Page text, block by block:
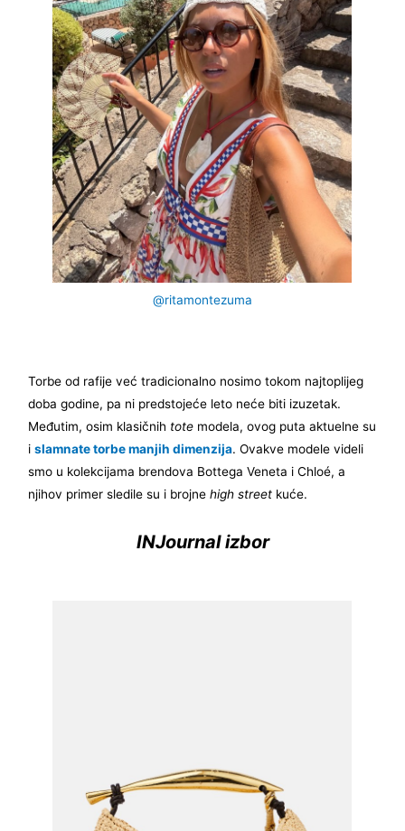
@ritamontezuma
Torbe od rafije već tradicionalno nosimo tokom najtoplijeg
doba godine, pa ni predstojeće leto neće biti izuzetak.
Međutim, osim klasičnih tote modela, ovog puta aktuelne su
islamnate torbe manjih dimenzija. Ovakve modele videli
smo u kolekcijama brendova Bottega Veneta i Chloé, a
njihov primer sledile su i brojnehigh street kuće.
INJournal izbor